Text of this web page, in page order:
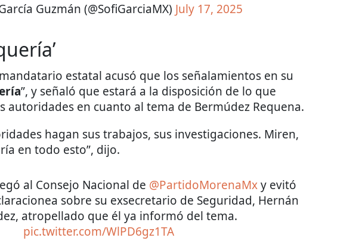
Guzmán (@SofiGarciaMX) July 17, 2025
estatal acusó que los señalamientos en su
”, y señaló que estará a la disposición de lo que
autoridades en cuanto al tema de Bermúdez Requena.
hagan sus trabajos, sus investigaciones. Miren,
en todo esto”, dijo.
al Consejo Nacional de @PartidoMorenaMxy evitó
sobre su exsecretario de Seguridad, Hernán
atropellado que él ya informó del tema.
pic.twitter.com/WlPD6gz1TA